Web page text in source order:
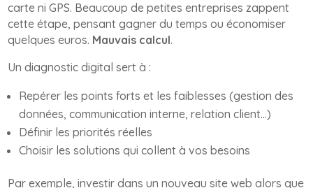
carte ni GPS. Beaucoup de petites entreprises zappent
cette étape, pensant gagner du temps ou économiser
quelques euros. Mauvais calcul.
Un diagnostic digital sert à :
Repérer les points forts et les faiblesses (gestion des
données, communication interne, relation client…)
Définir les priorités réelles
Choisir les solutions qui collent à vos besoins
Par exemple, investir dans un nouveau site web alors que